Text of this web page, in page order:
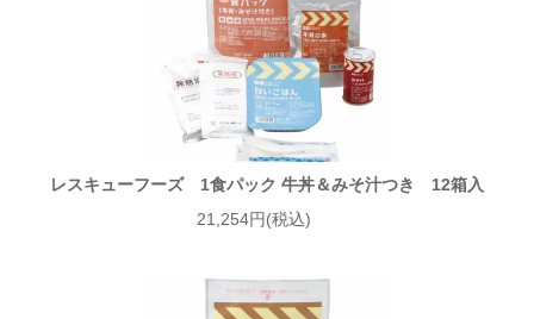
レスキューフーズ 1食パック 牛丼＆みそ汁つき 12箱入
21,254円(税込)